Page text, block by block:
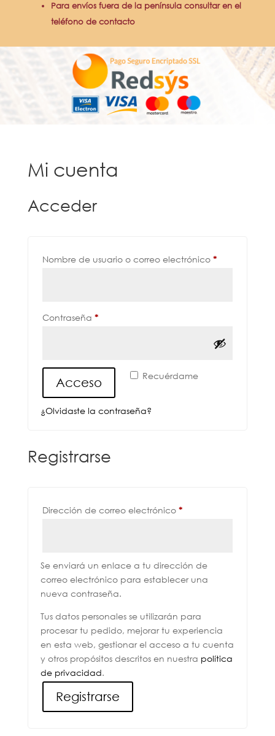
Para envíos fuera de la península consultar en el
teléfono de contacto
Mi cuenta
Acceder
Nombre de usuario o correo electrónico *Obligatorio
Contraseña *Obligatorio
Recuérdame
Acceso
¿Olvidaste la contraseña?
Registrarse
Dirección de correo electrónico *Obligatorio
Se enviará un enlace a tu dirección de
correo electrónico para establecer una
nueva contraseña.
Tus datos personales se utilizarán para
procesar tu pedido, mejorar tu experiencia
en esta web, gestionar el acceso a tu cuenta
y otros propósitos descritos en nuestra política
de privacidad.
Registrarse